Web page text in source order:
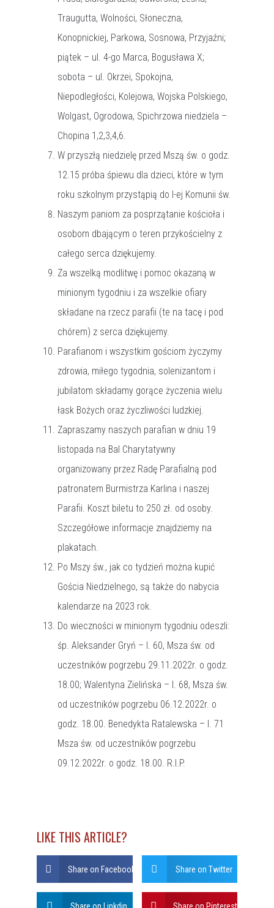
Traugutta, Wolności, Słoneczna,
Konopnickiej, Parkowa, Sosnowa, Przyjaźni;
piątek – ul. 4-go Marca, Bogusława X;
sobota – ul. Okrzei, Spokojna,
Niepodległości, Kolejowa, Wojska Polskiego,
Wolgast, Ogrodowa, Spichrzowa niedziela –
Chopina 1,2,3,4,6.
W przyszłą niedzielę przed Mszą św. o godz.
12.15 próba śpiewu dla dzieci, które w tym
roku szkolnym przystąpią do I-ej Komunii św.
Naszym paniom za posprzątanie kościoła i
osobom dbającym o teren przykościelny z
całego serca dziękujemy.
Za wszelką modlitwę i pomoc okazaną w
minionym tygodniu i za wszelkie ofiary
składane na rzecz parafii (te na tacę i pod
chórem) z serca dziękujemy.
Parafianom i wszystkim gościom życzymy
zdrowia, miłego tygodnia, solenizantom i
jubilatom składamy gorące życzenia wielu
łask Bożych oraz życzliwości ludzkiej.
Zapraszamy naszych parafian w dniu 19
listopada na Bal Charytatywny
organizowany przez Radę Parafialną pod
patronatem Burmistrza Karlina i naszej
Parafii. Koszt biletu to 250 zł. od osoby.
Szczegółowe informacje znajdziemy na
plakatach.
Po Mszy św., jak co tydzień można kupić
Gościa Niedzielnego, są także do nabycia
kalendarze na 2023 rok.
Do wieczności w minionym tygodniu odeszli:
śp. Aleksander Gryń – l. 60, Msza św. od
uczestników pogrzebu 29.11.2022r. o godz.
18.00; Walentyna Zielińska – l. 68, Msza św.
od uczestników pogrzebu 06.12.2022r. o
godz. 18.00. Benedykta Ratalewska – l. 71
Msza św. od uczestników pogrzebu
09.12.2022r. o godz. 18.00. R.I.P.
LIKE THIS ARTICLE?
Share on Facebook Share on Twitter
Share on Linkdin Share on Pinterest